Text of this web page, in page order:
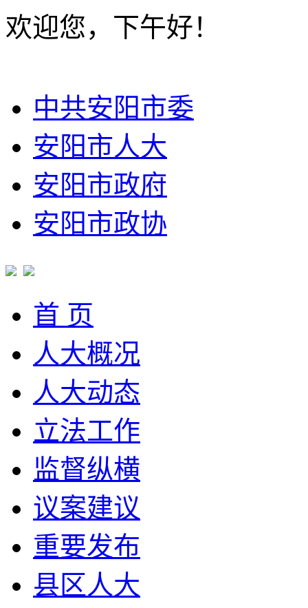
欢迎您，下午好！
中共安阳市委
安阳市人大
安阳市政府
安阳市政协
首 页
人大概况
人大动态
立法工作
监督纵横
议案建议
重要发布
县区人大